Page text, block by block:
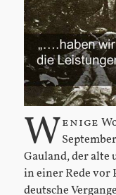
Wenige
Gauland, der alte
in einer Rede vor
deutsche